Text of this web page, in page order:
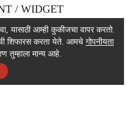
/ WIDGET
/ WIDGET
/ WIDGET
यासाठी आम्ही कुकीजचा वापर करतो.
शिफारस करता येते. आमचे गोपनीयता
तुम्हाला मान्य आहे.